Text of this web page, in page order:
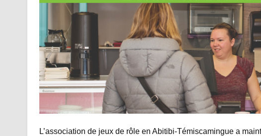
L’association de jeux de rôle en Abitibi-Témiscamingue a